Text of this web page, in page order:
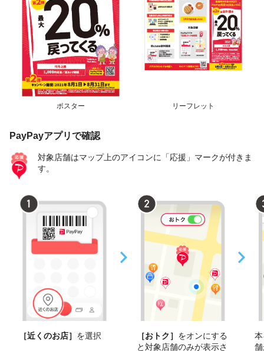
ポスター リーフレット
PayPayアプリで確認
対象店舗はマップ上のアイコンに「応援」マークが付きま
す。
［近くのお店］ を選択 ［おトク］ をオンにする
と対象店舗のみが表示さ